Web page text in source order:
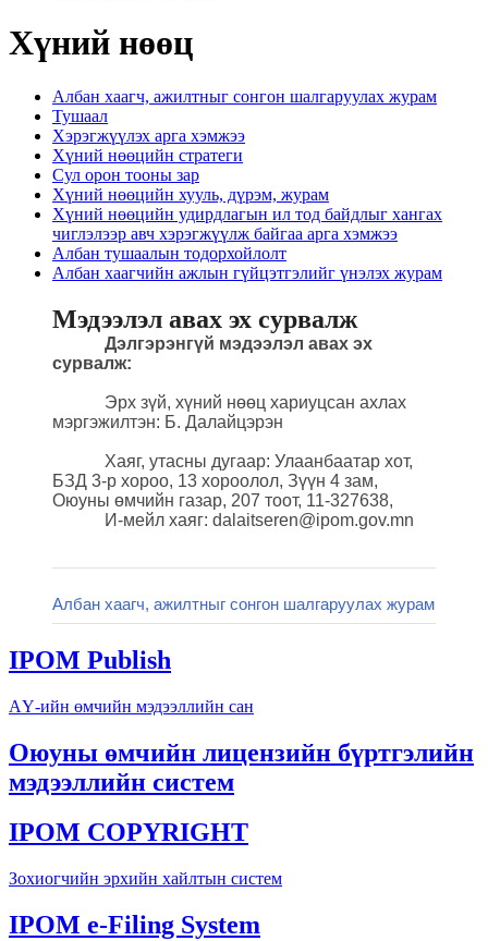
Хүний нөөц
Албан хаагч, ажилтныг сонгон шалгаруулах журам
Тушаал
Хэрэгжүүлэх арга хэмжээ
Хүний нөөцийн стратеги
Сул орон тооны зар
Хүний нөөцийн хууль, дүрэм, журам
Хүний нөөцийн удирдлагын ил тод байдлыг хангах
чиглэлээр авч хэрэгжүүлж байгаа арга хэмжээ
Албан тушаалын тодорхойлолт
Албан хаагчийн ажлын гүйцэтгэлийг үнэлэх журам
Мэдээлэл авах эх сурвалж
Дэлгэрэнгүй мэдээлэл авах эх
сурвалж:
Эрх зүй, хүний нөөц хариуцсан ахлах
мэргэжилтэн: Б. Далайцэрэн
Хаяг, утасны дугаар: Улаанбаатар хот,
БЗД 3-р хороо, 13 хороолол, Зүүн 4 зам,
Оюуны өмчийн газар, 207 тоот, 11-327638,
И-мейл хаяг: dalaitseren@ipom.gov.mn
Албан хаагч, ажилтныг сонгон шалгаруулах журам
IPOM Publish
АҮ-ийн өмчийн мэдээллийн сан
Оюуны өмчийн лицензийн бүртгэлийн
мэдээллийн систем
IPOM COPYRIGHT
Зохиогчийн эрхийн хайлтын систем
IPOM e-Filing System